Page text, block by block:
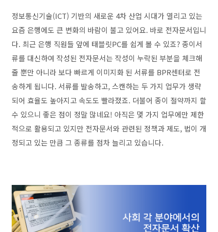
정보통신기술(ICT) 기반의 새로운 4차 산업 시대가 열리고 있는
요즘 은행에도 큰 변화의 바람이 불고 있어요. 바로 전자문서입니
다. 최근 은행 직원들 앞에 태블릿PC를 쉽게 볼 수 있죠? 종이서
류를 대신하여 작성된 전자문서는 작성이 누락된 부분을 체크해
줄 뿐만 아니라 보다 빠르게 이미지화 된 서류를 BPR센터로 전
송하게 됩니다. 서류를 발송하고, 스캔하는 두 가지 업무가 생략
되어 효율도 높아지고 속도도 빨라졌죠. 더불어 종이 절약까지 할
수 있으니 좋은 점이 정말 많네요! 아직은 몇 가지 업무에만 제한
적으로 활용되고 있지만 전자문서와 관련된 정책과 제도, 법이 개
정되고 있는 만큼 그 종류를 점차 늘리고 있습니다.